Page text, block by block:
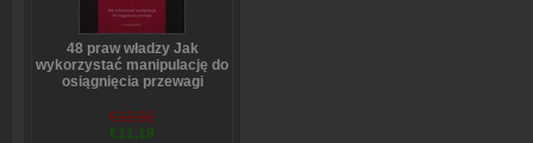
48 praw władzy Jak
wykorzystać manipulację do
osiągnięcia przewagi
€13,92
€11,18